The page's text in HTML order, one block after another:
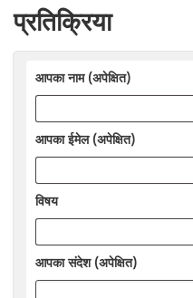
प्रतिक्रिया
आपका नाम (अपेक्षित)
आपका ईमेल (अपेक्षित)
विषय
आपका संदेश (अपेक्षित)